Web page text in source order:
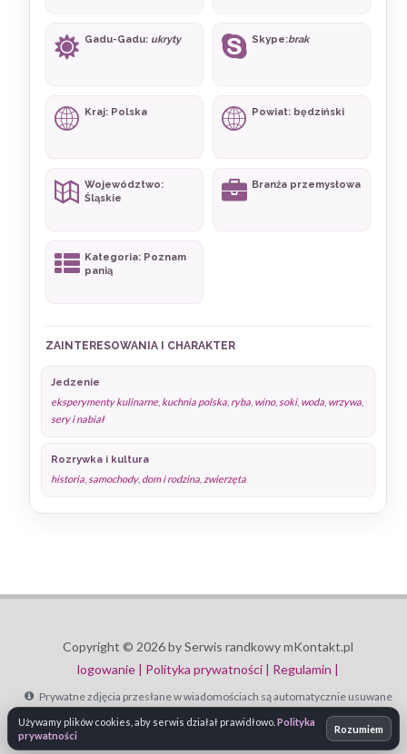
Gadu-Gadu: ukryty Skype:brak
Kraj: Polska Powiat: będziński
Województwo:
Śląskie
Branża przemysłowa
Kategoria: Poznam
panią
ZAINTERESOWANIA I CHARAKTER
Jedzenie
eksperymenty kulinarne, kuchnia polska ryba wino, soki, woda wrzywa
sery i nabiał
Rozrywka i kultura
historia samochody, dom i rodzina zwierzęta
Copyright © 2026 by Serwis randkowy mKontakt.pl
logowanie | Polityka prywatności | Regulamin |
Prywatne zdjęcia przesłane w wiadomościach są automatycznie usuwane
Używamy plików cookies, aby serwis działał prawidłowo. Polityka
prywatności
Rozumiem